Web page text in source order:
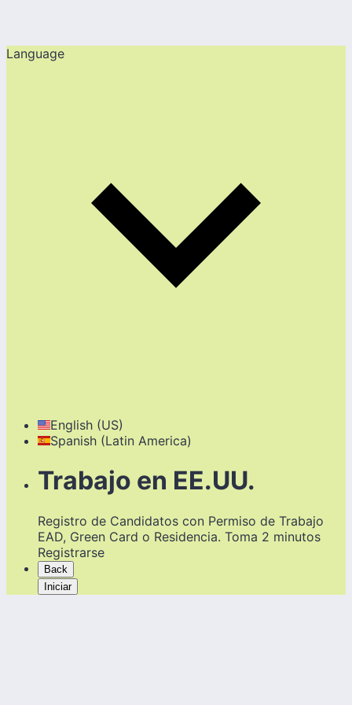
Language
English (US)
Spanish (Latin America)
Trabajo en EE.UU.
Registro de Candidatos con Permiso de Trabajo
EAD, Green Card o Residencia. Toma 2 minutos
Registrarse
Back
Iniciar